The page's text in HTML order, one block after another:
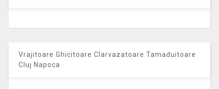
Vrajitoare Ghicitoare Clarvazatoare Tamaduitoare
Cluj Napoca